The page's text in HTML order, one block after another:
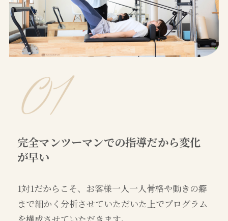
完全マンツーマンでの指導だから変化
が早い
1対1だからこそ、お客様一人一人骨格や動きの癖
まで細かく分析させていただいた上でプログラム